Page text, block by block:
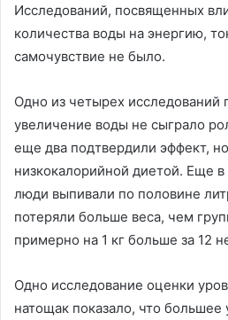
Исследований, посвященных
количества воды на энергию,
самочувствие не было.
Одно из четырех исследований
увеличение воды не сыграло
еще два подтвердили эффект,
низкокалорийной диетой. Еще
люди выпивали по половине
потеряли больше веса, чем
примерно на 1 кг больше за 12
Одно исследование оценки
натощак показало, что